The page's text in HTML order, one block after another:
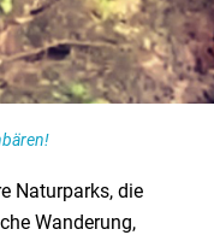
Naturparks, die
Wanderung,